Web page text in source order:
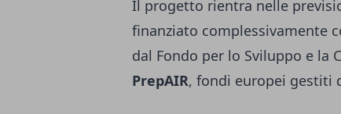
Il progetto rientra nelle
finanziato complessivamente
dal Fondo per lo Sviluppo e la
PrepAIR, fondi europei gestiti